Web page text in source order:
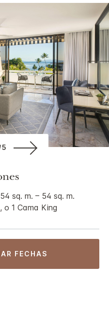
54 sq. m. – 54 sq. m.
o 1 Cama King
FECHAS